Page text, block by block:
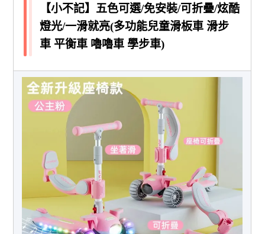
【小不記】五色可選/免安裝/可折疊/炫酷
燈光/一滑就亮(多功能兒童滑板車 滑步
車 平衡車 嚕嚕車 學步車)